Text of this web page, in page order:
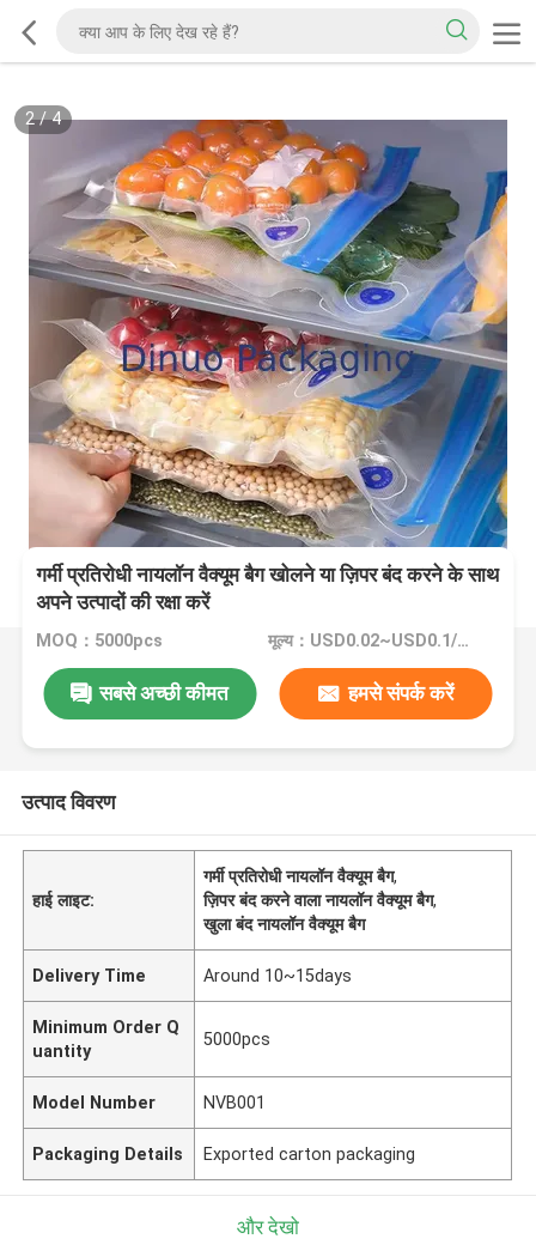
2/4
गर्मी प्रतिरोधी नायलॉन वैक्यूम बैग खोलने या ज़िपर बंद करने के साथ
अपने उत्पादों की रक्षा करें
MOQ：5000pcs मूल्य：USD0.02~USD0.1/PC
सबसे अच्छी कीमत हमसे संपर्क करें
उत्पाद विवरण
हाई लाइट:
गर्मी प्रतिरोधी नायलॉन वैक्यूम बैग,
ज़िपर बंद करने वाला नायलॉन वैक्यूम बैग,
खुला बंद नायलॉन वैक्यूम बैग
Delivery Time Around 10~15days
Minimum Order Q
uantity
5000pcs
Model Number NVB001
Packaging Details Exported carton packaging
और देखो